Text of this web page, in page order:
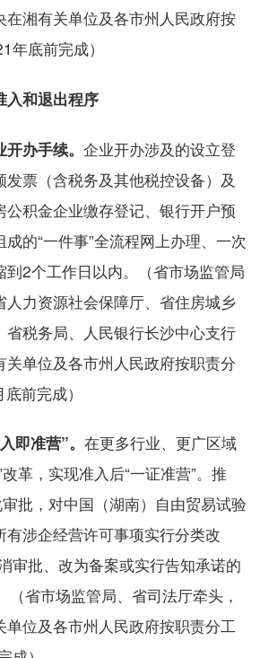
在湘有关单位及各市州人民政府按
年底前完成）
和退出程序
开办手续。 企业开办涉及的设立登
票（含税务及其他税控设备）及
公积金企业缴存登记、银行开户预
的“一件事”全流程网上办理、一次
到2个工作日以内。（省市场监管局
人力资源社会保障厅、省住房城乡
省税务局、人民银行长沙中心支行
单位及各市州人民政府按职责分
前完成）
即准营”。 在更多行业、更广区域
革，实现准入后“一证准营”。推
批，对中国（湖南）自由贸易试验
有涉企经营许可事项实行分类改
审批、改为备案或实行告知承诺的
省市场监管局、省司法厅牵头，
位及各市州人民政府按职责分工